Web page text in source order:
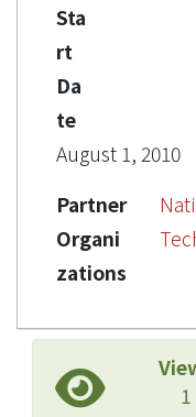
Sta
rt
Da
te
August 1, 2010
Partner
Organi
zations
1